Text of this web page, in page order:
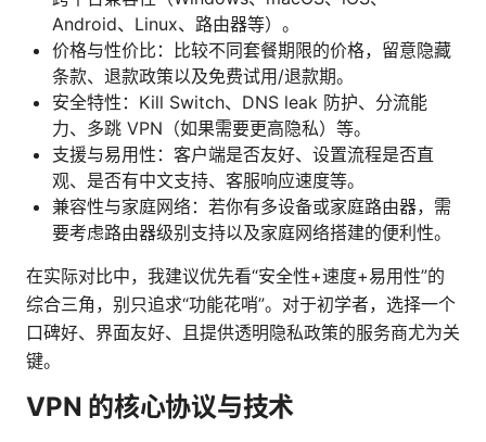
Android、Linux、路由器等）。
价格与性价比：比较不同套餐期限的价格，留意隐藏
条款、退款政策以及免费试用/退款期。
安全特性：Kill Switch、DNS leak 防护、分流能
力、多跳 VPN（如果需要更高隐私）等。
支援与易用性：客户端是否友好、设置流程是否直
观、是否有中文支持、客服响应速度等。
兼容性与家庭网络：若你有多设备或家庭路由器，需
要考虑路由器级别支持以及家庭网络搭建的便利性。
在实际对比中，我建议优先看“安全性+速度+易用性”的
综合三角，别只追求“功能花哨”。对于初学者，选择一个
口碑好、界面友好、且提供透明隐私政策的服务商尤为关
键。
VPN 的核心协议与技术